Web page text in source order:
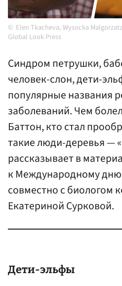
Elen Tkacheva, Wysocka
Global Look Press
Синдром петрушки,
человек-слон, дети-
популярные названия
заболеваний. Чем
Баттон, кто стал
такие люди-деревья —
рассказывает в
к Международному
совместно с биологом
Екатериной Сурковой.
Дети-эльфы